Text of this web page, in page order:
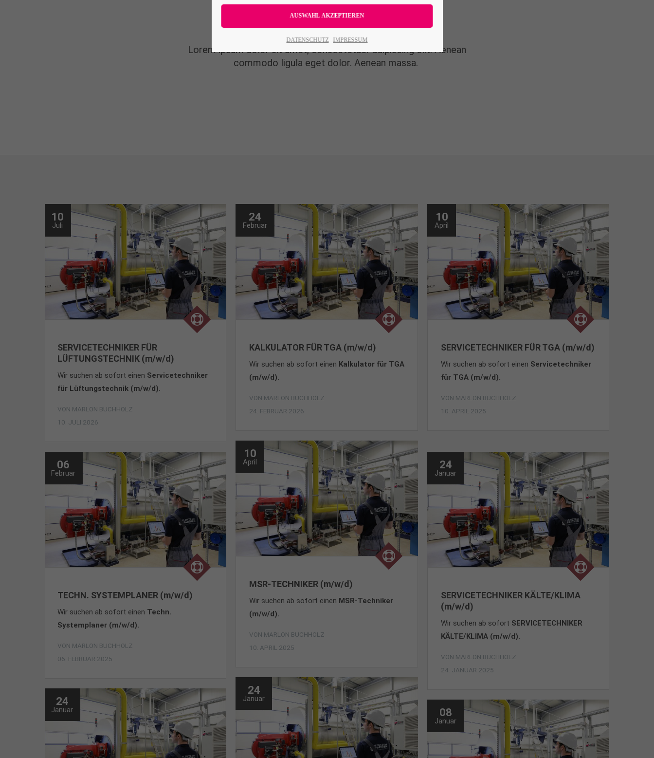
News
Lorem ipsum dolor sit amet, consectetuer adipiscing elit. Aenean
commodo ligula eget dolor. Aenean massa.
10
Juli
SERVICETECHNIKER FÜR
LÜFTUNGSTECHNIK (m/w/d)
Wir suchen ab sofort einen Servicetechniker
für Lüftungstechnik (m/w/d).
VON MARLON BUCHHOLZ
10. JULI 2026
24
Februar
KALKULATOR FÜR TGA (m/w/d)
Wir suchen ab sofort einen Kalkulator für TGA
(m/w/d).
VON MARLON BUCHHOLZ
24. FEBRUAR 2026
10
April
SERVICETECHNIKER FÜR TGA (m/w/d)
Wir suchen ab sofort einen Servicetechniker
für TGA (m/w/d).
VON MARLON BUCHHOLZ
10. APRIL 2025
10
April
MSR-TECHNIKER (m/w/d)
Wir suchen ab sofort einen MSR-Techniker
(m/w/d).
VON MARLON BUCHHOLZ
10. APRIL 2025
06
Februar
TECHN. SYSTEMPLANER (m/w/d)
Wir suchen ab sofort einen Techn.
Systemplaner (m/w/d).
VON MARLON BUCHHOLZ
06. FEBRUAR 2025
24
Januar
SERVICETECHNIKER KÄLTE/KLIMA
(m/w/d)
Wir suchen ab sofort SERVICETECHNIKER
KÄLTE/KLIMA(m/w/d).
VON MARLON BUCHHOLZ
24. JANUAR 2025
24
Januar
24
Januar 08
Januar
DATENSCHUTZ IMPRESSUM